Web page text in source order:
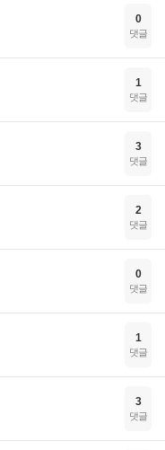
0
댓글
1
댓글
3
댓글
2
댓글
0
댓글
1
댓글
3
댓글